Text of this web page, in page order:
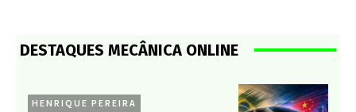
DESTAQUES MECÂNICA ONLINE
HENRIQUE PEREIRA